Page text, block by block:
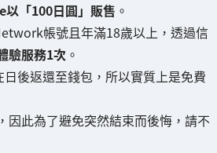
「100日圓」販售 。
帳號且年滿18歲以上，透過信
驗服務1次 。
後返還至錢包，所以實質上是免費
因此為了避免突然結束而後悔，請不